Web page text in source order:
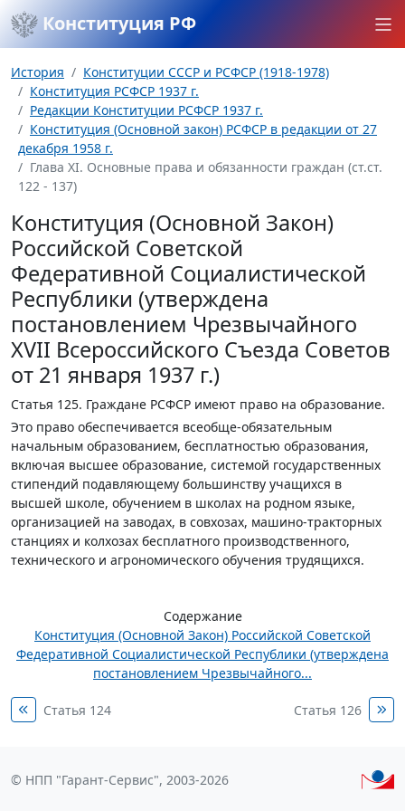
Конституция РФ
История
Конституции СССР и РСФСР (1918-1978)
Конституция РСФСР 1937 г.
Редакции Конституции РСФСР 1937 г.
Конституция (Основной закон) РСФСР в редакции от 27
декабря 1958 г.
Глава XI. Основные права и обязанности граждан (ст.ст.
122 - 137)
Конституция (Основной Закон)
Российской Советской
Федеративной Социалистической
Республики (утверждена
постановлением Чрезвычайного
XVII Всероссийского Съезда Советов
от 21 января 1937 г.)
Статья 125. Граждане РСФСР имеют право на образование.
Это право обеспечивается всеобще-обязательным
начальным образованием, бесплатностью образования,
включая высшее образование, системой государственных
стипендий подавляющему большинству учащихся в
высшей школе, обучением в школах на родном языке,
организацией на заводах, в совхозах, машино-тракторных
станциях и колхозах бесплатного производственного,
технического и агрономического обучения трудящихся.
Содержание
Конституция (Основной Закон) Российской Советской
Федеративной Социалистической Республики (утверждена
постановлением Чрезвычайного...
Статья 124 Статья 126
© НПП "Гарант-Сервис", 2003-2026